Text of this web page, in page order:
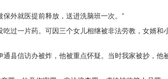
外就医提前释放，送进洗脑班一次。”
过一片药。可因三个女儿相继被非法劳教，女婿
县信访办被炸，他被重点怀疑。当时我家被抄，